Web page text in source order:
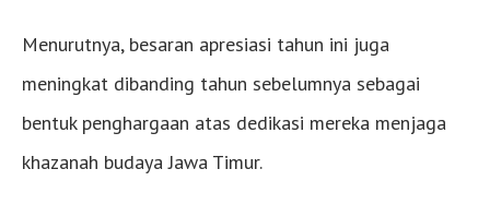
Menurutnya, besaran apresiasi tahun ini juga
meningkat dibanding tahun sebelumnya sebagai
bentuk penghargaan atas dedikasi mereka menjaga
khazanah budaya Jawa Timur.